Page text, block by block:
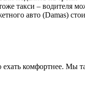
такси – водителя
авто (Damas)
комфортнее. Мы